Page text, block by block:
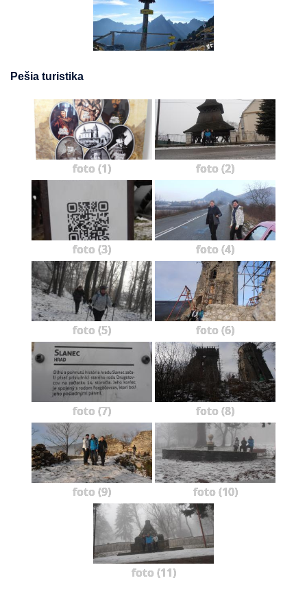
Pešia turistika
foto (1) foto (2)
foto (3) foto (4)
foto (5) foto (6)
foto (7) foto (8)
foto (9) foto (10)
foto (11)